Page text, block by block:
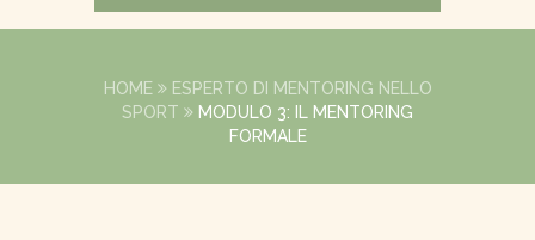
HOME
ESPERTO DI MENTORING NELLO
SPORT
MODULO 3: IL MENTORING
FORMALE